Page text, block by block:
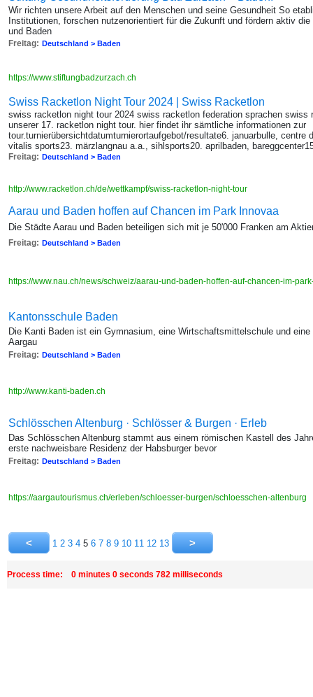
Wir richten unsere Arbeit auf den Menschen und seine Gesundheit So
Institutionen, forschen nutzenorientiert für die Zukunft und fördern aktiv
und Baden
Freitag: Deutschland > Baden
https://www.stiftungbadzurzach.ch
Swiss Racketlon Night Tour 2024 | Swiss Racketlon
swiss racketlon night tour 2024 swiss racketlon federation sprachen
unserer 17. racketlon night tour. hier findet ihr sämtliche informationen zur
tour.turnierübersichtdatumturnierortaufgebot/resultate6. januarbulle, centre
vitalis sports23. märzlangnau a.a., sihlsports20. aprilbaden,
Freitag: Deutschland > Baden
http://www.racketlon.ch/de/wettkampf/swiss-racketlon-night-tour
Aarau und Baden hoffen auf Chancen im Park Innovaa
Die Städte Aarau und Baden beteiligen sich mit je 50'000 Franken am
Freitag: Deutschland > Baden
https://www.nau.ch/news/schweiz/aarau-und-baden-hoffen-auf-chancen-im-
Kantonsschule Baden
Die Kanti Baden ist ein Gymnasium, eine Wirtschaftsmittelschule und
Aargau
Freitag: Deutschland > Baden
http://www.kanti-baden.ch
Schlösschen Altenburg · Schlösser & Burgen · Erleb
Das Schlösschen Altenburg stammt aus einem römischen Kastell des
erste nachweisbare Residenz der Habsburger bevor
Freitag: Deutschland > Baden
https://aargautourismus.ch/erleben/schloesser-burgen/schloesschen-altenburg
1 2 3 4 5 6 7 8 9 10 11 12 13
Process time: 0 minutes 0 seconds 782 milliseconds